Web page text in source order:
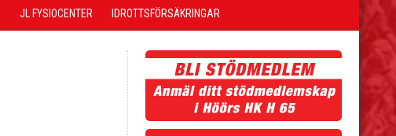
JL FYSIOCENTER IDROTTSFÖRSÄKRINGAR